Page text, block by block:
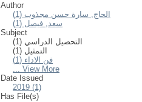
Author
الحاج, سارة حسن مجذوب (1)
سعد, فيصل (1)
Subject
التحصيل الدراسي (1)
التمثيل (1)
فن الاداء (1)
... View More
Date Issued
2019 (1)
Has File(s)